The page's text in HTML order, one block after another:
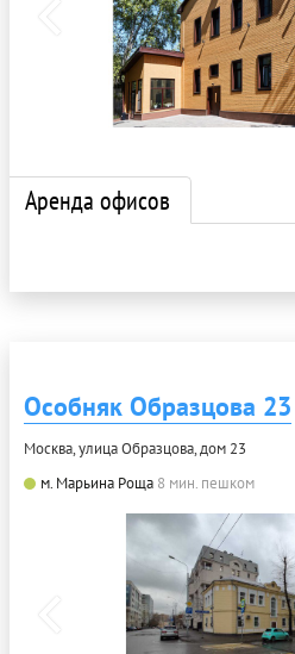
Аренда офисов
Особняк Образцова 23
Москва, улица Образцова, дом 23
м. Марьина Роща 8 мин. пешком